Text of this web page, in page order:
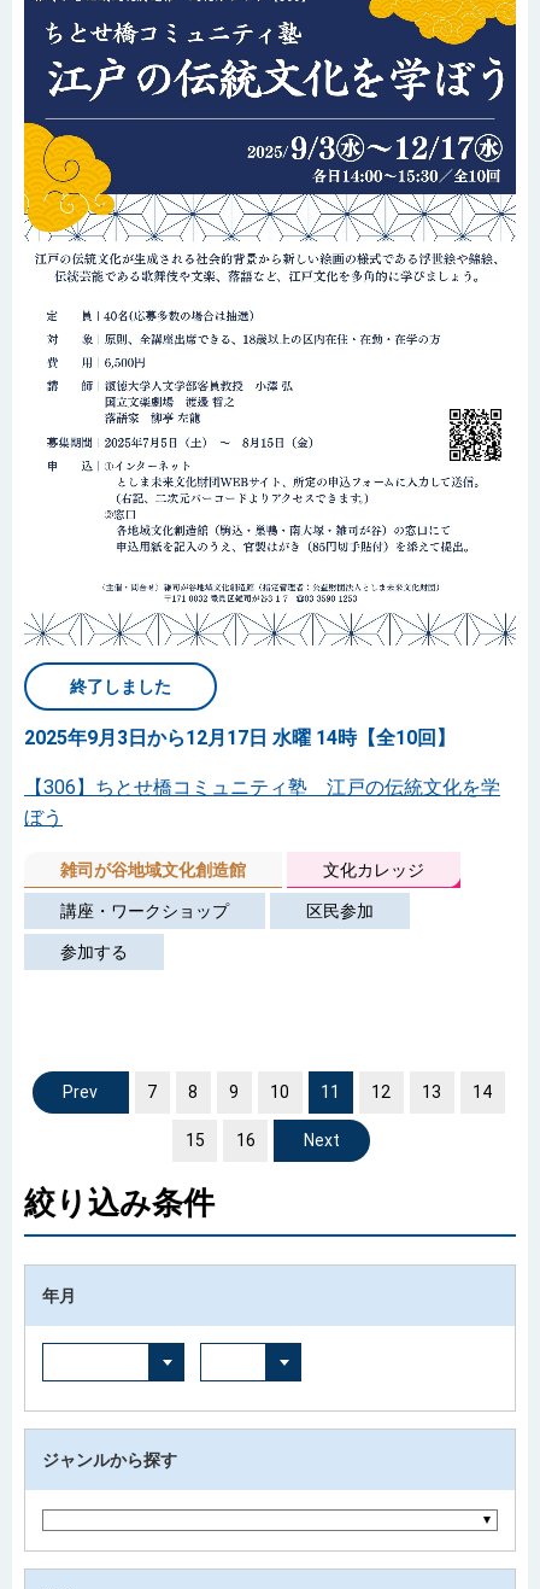
終了しました
2025年9月3日から12月17日 水曜 14時【全10回】
【306】ちとせ橋コミュニティ塾 江戸の伝統文化を学
ぼう
雑司が谷地域文化創造館 文化カレッジ
講座・ワークショップ 区民参加
参加する
前へ
7 8 9 10 11 12 13 14
15 16
絞り込み条件
年月
ジャンルから探す